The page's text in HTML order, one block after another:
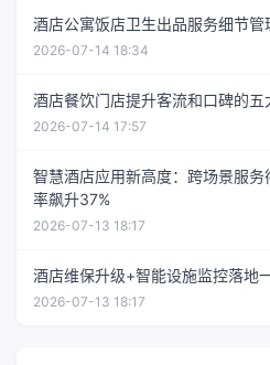
酒店公寓饭店卫生出品服务细节
2026-07-14 18:34
酒店餐饮门店提升客流和口碑的五
2026-07-14 17:57
智慧酒店应用新高度：跨场景服
率飙升37%
2026-07-13 18:17
酒店维保升级+智能设施监控落地
2026-07-13 18:17